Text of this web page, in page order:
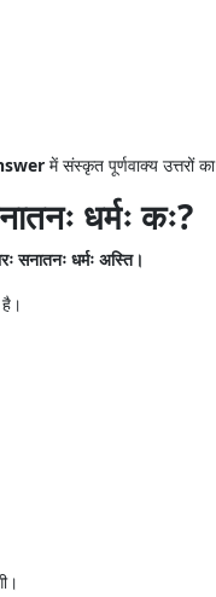
में संस्कृत पूर्णवाक्य उत्तरों
धर्मः कः?
सनातनः धर्मः अस्ति।